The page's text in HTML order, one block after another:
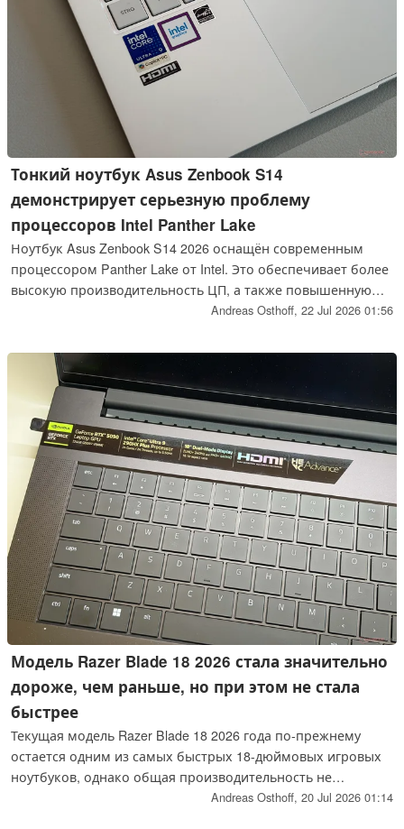
Тонкий ноутбук Asus Zenbook S14
демонстрирует серьезную проблему
процессоров Intel Panther Lake
Ноутбук Asus Zenbook S14 2026 оснащён современным
процессором Panther Lake от Intel. Это обеспечивает более
высокую производительность ЦП, а также повышенную
энергоэффективность, однако снижение
свидетельствует о серьёзной проблеме текущего
поколения процессоров, и данное обновление не станет
улучшением для всех пользователей.
Andreas Osthoff, 22 Jul 2026 01:56
Модель Razer Blade 18 2026 стала значительно
дороже, чем раньше, но при этом не стала
быстрее
Текущая модель Razer Blade 18 2026 года по-прежнему
остается одним из самых быстрых 18-дюймовых игровых
ноутбуков, однако общая производительность не
изменилась, несмотря на незначительное обновление
Andreas Osthoff, 20 Jul 2026 01:14